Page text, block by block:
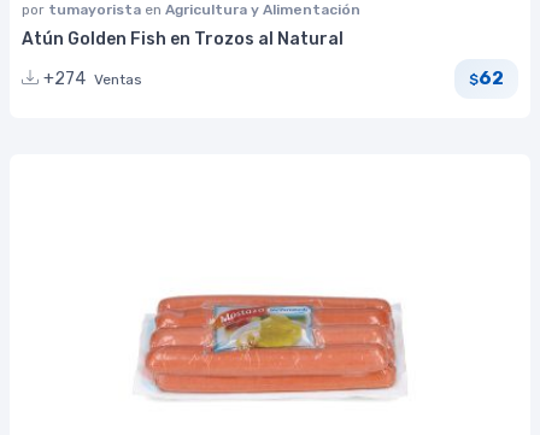
por tumayorista en Agricultura y Alimentación
Atún Golden Fish en Trozos al Natural
+274 Ventas $62